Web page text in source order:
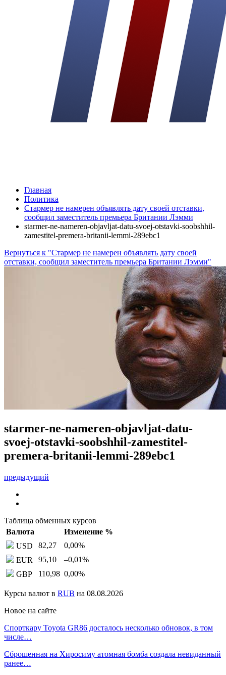
Главная
Политика
Стармер не намерен объявлять дату своей отставки,
сообщил заместитель премьера Британии Лэмми
starmer-ne-nameren-objavljat-datu-svoej-otstavki-soobshhil-
zamestitel-premera-britanii-lemmi-289ebc1
Вернуться к "Стармер не намерен объявлять дату своей
отставки, сообщил заместитель премьера Британии Лэмми"
starmer-ne-nameren-objavljat-datu-
svoej-otstavki-soobshhil-zamestitel-
premera-britanii-lemmi-289ebc1
предыдущий
Таблица обменных курсов
Валюта
Изменение %
USD
82,27 0,00%
EUR
95,10 –0,01%
GBP
110,98 0,00%
Курсы валют в RUB на 08.08.2026
Новое на сайте
Спорткару Toyota GR86 досталось несколько обновок, в том
числе…
Сброшенная на Хиросиму атомная бомба создала невиданный
ранее…